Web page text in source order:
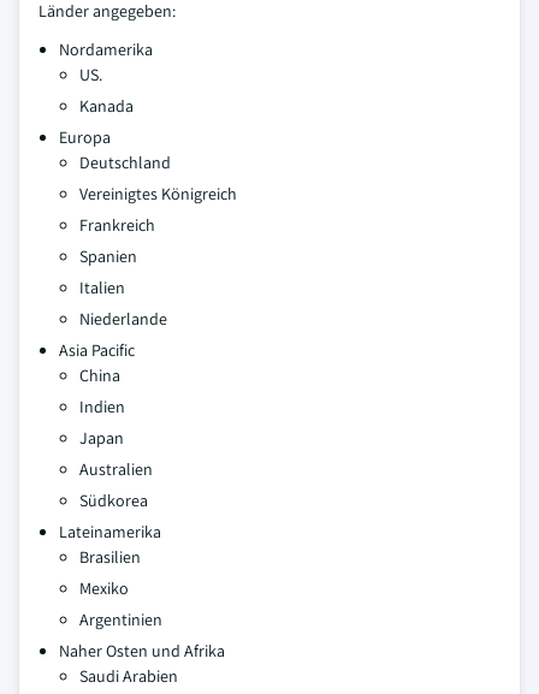
Länder angegeben:
Nordamerika
US.
Kanada
Europa
Deutschland
Vereinigtes Königreich
Frankreich
Spanien
Italien
Niederlande
Asia Pacific
China
Indien
Japan
Australien
Südkorea
Lateinamerika
Brasilien
Mexiko
Argentinien
Naher Osten und Afrika
Saudi Arabien